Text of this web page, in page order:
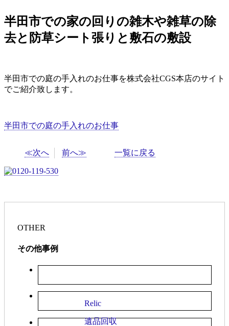
半田市での家の回りの雑木や雑草の除
去と防草シート張りと敷石の敷設
半田市での庭の手入れのお仕事を株式会社CGS本店のサイト
でご紹介致します。
半田市での庭の手入れのお仕事
≪次へ 前へ≫ 一覧に戻る
OTHER
その他事例
Relic
遺品回収